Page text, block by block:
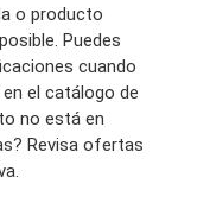
o producto
Puedes
cuando
el catálogo de
no está en
Revisa ofertas